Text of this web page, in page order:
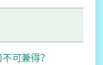
可兼得？